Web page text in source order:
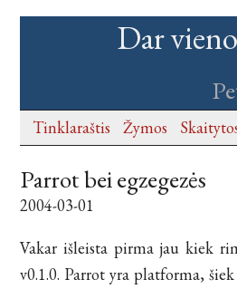
Dar
Tinklaraštis Žymos
Parrot bei egzegezės
2004-03-01
Vakar išleista pirma jau kiek
v0.1.0. Parrot yra platforma,